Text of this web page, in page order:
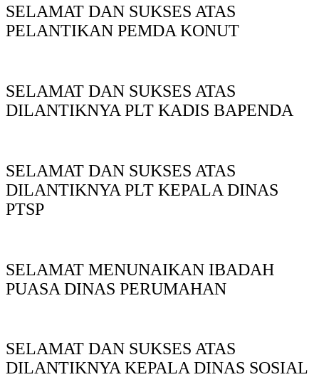
SELAMAT DAN SUKSES ATAS
PELANTIKAN PEMDA KONUT
SELAMAT DAN SUKSES ATAS
DILANTIKNYA PLT KADIS BAPENDA
SELAMAT DAN SUKSES ATAS
DILANTIKNYA PLT KEPALA DINAS
PTSP
SELAMAT MENUNAIKAN IBADAH
PUASA DINAS PERUMAHAN
SELAMAT DAN SUKSES ATAS
DILANTIKNYA KEPALA DINAS SOSIAL